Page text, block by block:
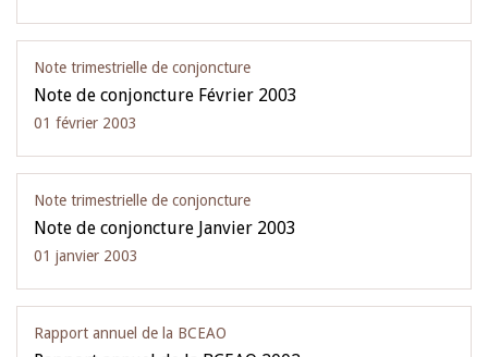
Note trimestrielle de conjoncture
Note de conjoncture Février 2003
01 février 2003
Note trimestrielle de conjoncture
Note de conjoncture Janvier 2003
01 janvier 2003
Rapport annuel de la BCEAO